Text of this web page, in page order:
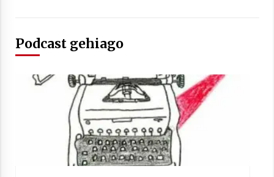
Podcast gehiago